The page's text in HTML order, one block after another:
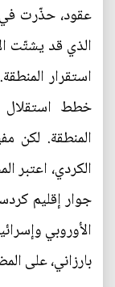
عقود، حذّرت في
الذي قد يشتّت
استقرار
خطط استقلال
المنطقة. لكن
الكردي، اعتبر
جوار إقليم
الأوروبي
بارزاني، على